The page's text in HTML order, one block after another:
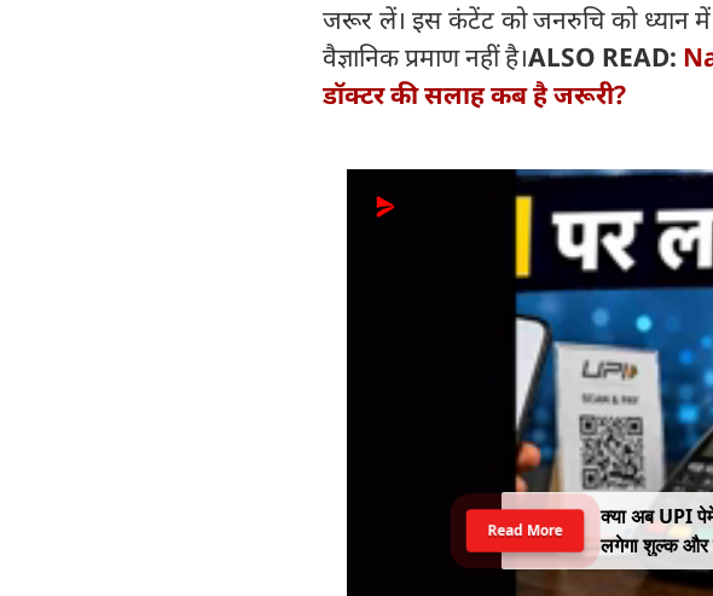
जरूर लें। इस कंटेंट को जनरुचि को ध्यान में
वैज्ञानिक प्रमाण नहीं है।ALSO READ:
डॉक्टर की सलाह कब है जरूरी?
क्या अब UPI
लगेगा शुल्क और
Read More